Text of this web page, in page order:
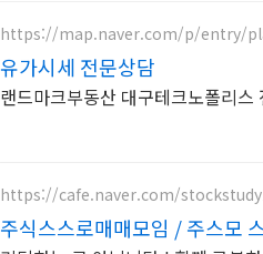
https://map.naver.com/p/entry/
유가시세 전문상담
랜드마크부동산 대구테크노폴리스
https://cafe.naver.com/
주식스스로매매모임 / 주스모